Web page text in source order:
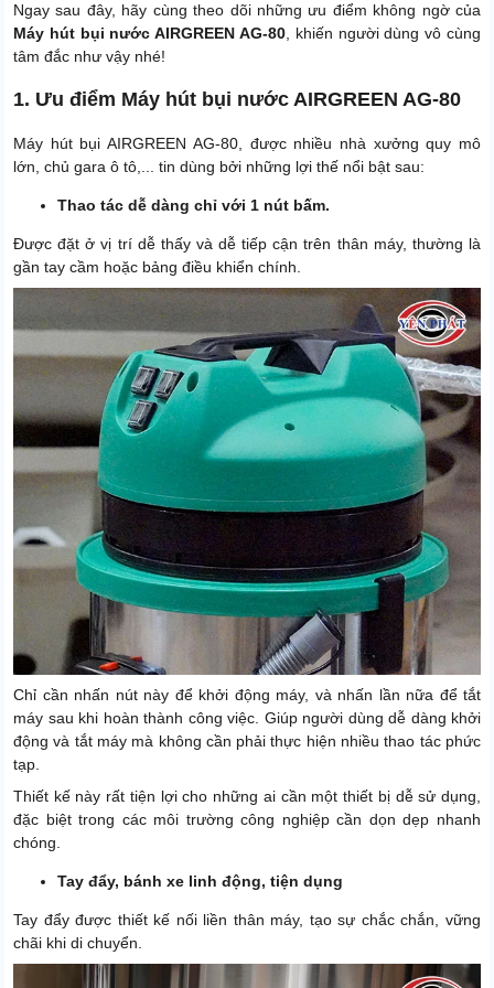
Ngay sau đây, hãy cùng theo dõi những ưu điểm không ngờ của
Máy hút bụi nước AIRGREEN AG-80 , khiến người dùng vô cùng
tâm đắc như vậy nhé!
1. Ưu điểm Máy hút bụi nước AIRGREEN AG-80
Máy hút bụi AIRGREEN AG-80, được nhiều nhà xưởng quy mô
lớn, chủ gara ô tô,... tin dùng bởi những lợi thế nổi bật sau:
Thao tác dễ dàng chỉ với 1 nút bấm.
Được đặt ở vị trí dễ thấy và dễ tiếp cận trên thân máy, thường là
gần tay cầm hoặc bảng điều khiển chính.
Chỉ cần nhấn nút này để khởi động máy, và nhấn lần nữa để tắt
máy sau khi hoàn thành công việc. Giúp người dùng dễ dàng khởi
động và tắt máy mà không cần phải thực hiện nhiều thao tác phức
tạp.
Thiết kế này rất tiện lợi cho những ai cần một thiết bị dễ sử dụng,
đặc biệt trong các môi trường công nghiệp cần dọn dẹp nhanh
chóng.
Tay đẩy, bánh xe linh động, tiện dụng
Tay đẩy được thiết kế nối liền thân máy, tạo sự chắc chắn, vững
chãi khi di chuyển.